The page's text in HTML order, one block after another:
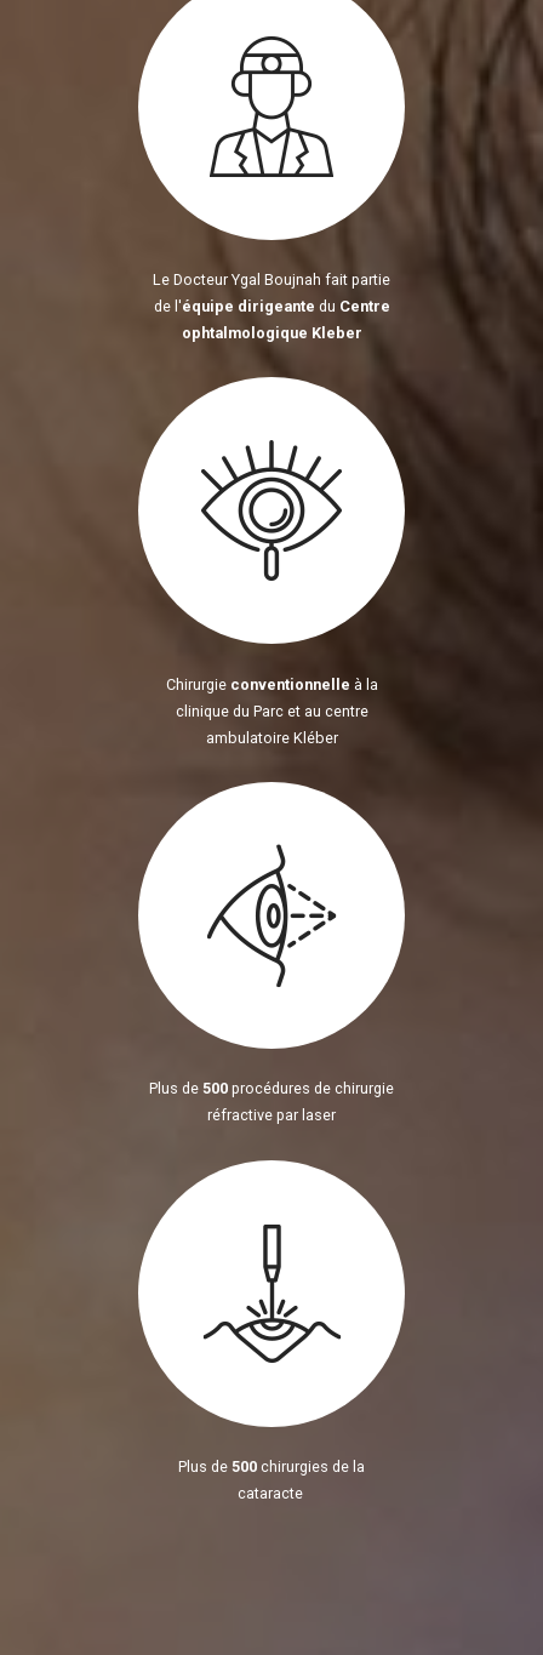
Le Docteur Ygal Boujnah fait partie
de l'équipe dirigeante du Centre
ophtalmologique Kleber
Chirurgie conventionnelle à la
clinique du Parc et au centre
ambulatoire Kléber
Plus de 500 procédures de chirurgie
réfractive par laser
Plus de 500 chirurgies de la
cataracte